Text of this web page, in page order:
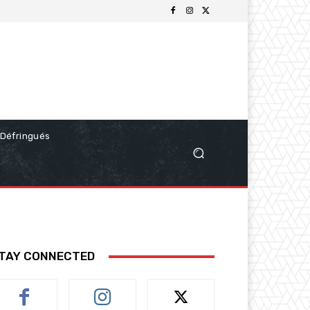
Défringués
CONNECTED